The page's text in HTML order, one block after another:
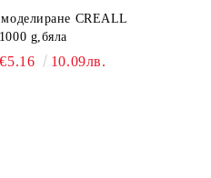
CREALL
g,бяла
€5.16 10.09лв.